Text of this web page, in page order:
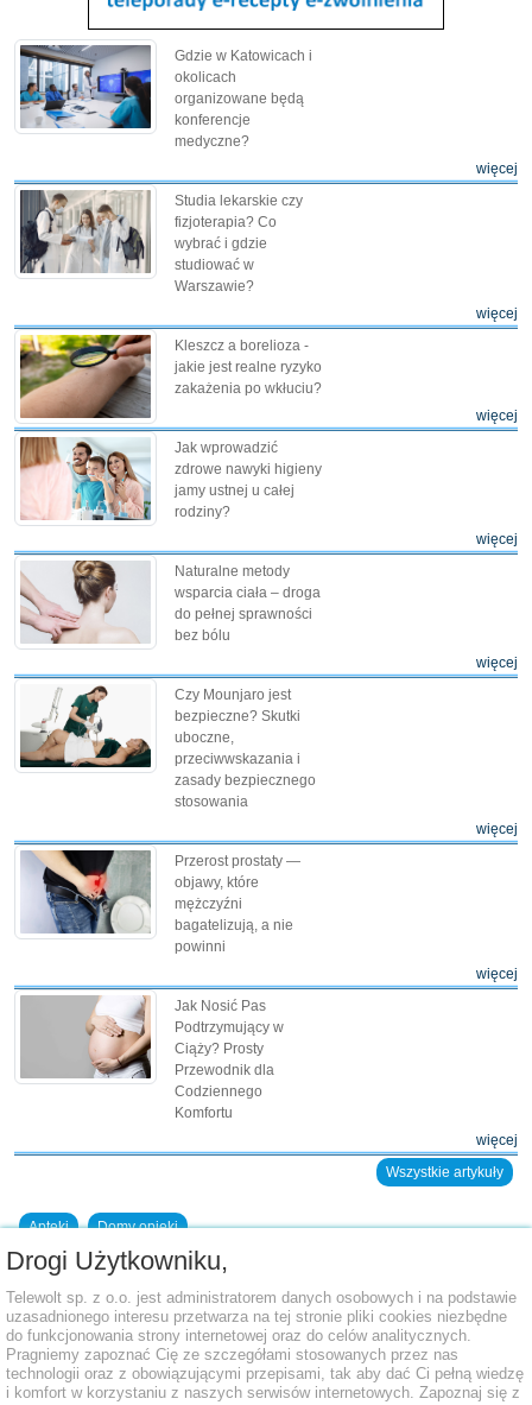
Gdzie w Katowicach i
okolicach
organizowane będą
konferencje
medyczne?
więcej
Studia lekarskie czy
fizjoterapia? Co
wybrać i gdzie
studiować w
Warszawie?
więcej
Kleszcz a borelioza -
jakie jest realne ryzyko
zakażenia po wkłuciu?
więcej
Jak wprowadzić
zdrowe nawyki higieny
jamy ustnej u całej
rodziny?
więcej
Naturalne metody
wsparcia ciała – droga
do pełnej sprawności
bez bólu
więcej
Czy Mounjaro jest
bezpieczne? Skutki
uboczne,
przeciwwskazania i
zasady bezpiecznego
stosowania
więcej
Przerost prostaty —
objawy, które
mężczyźni
bagatelizują, a nie
powinni
więcej
Jak Nosić Pas
Podtrzymujący w
Ciąży? Prosty
Przewodnik dla
Codziennego
Komfortu
więcej
Wszystkie artykuły
Apteki Domy opieki
Dodaj placówkę do bazy
Drogi Użytkowniku,
Telewolt sp. z o.o. jest administratorem danych osobowych i na podstawie
uzasadnionego interesu przetwarza na tej stronie pliki cookies niezbędne
do funkcjonowania strony internetowej oraz do celów analitycznych.
Pragniemy zapoznać Cię ze szczegółami stosowanych przez nas
technologii oraz z obowiązującymi przepisami, tak aby dać Ci pełną wiedzę
i komfort w korzystaniu z naszych serwisów internetowych. Zapoznaj się z